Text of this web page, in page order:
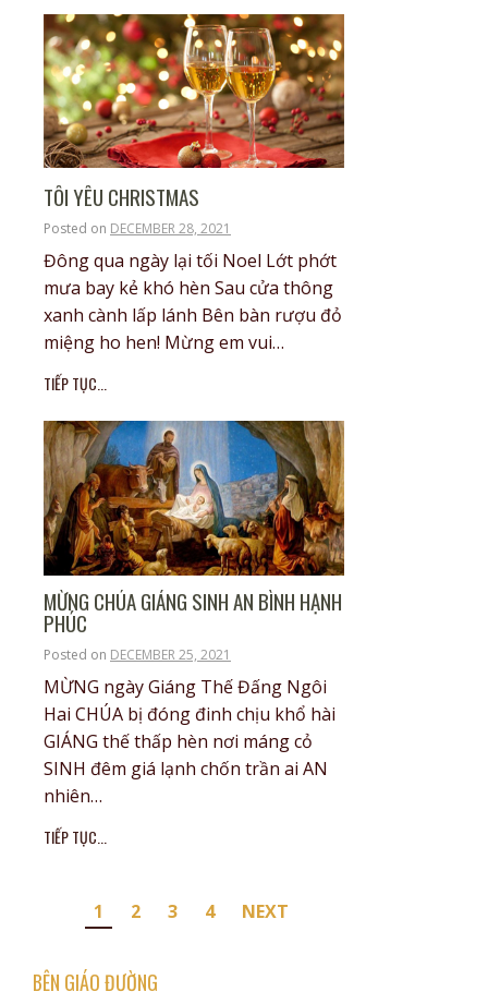
TÔI YÊU CHRISTMAS
Posted on DECEMBER 28, 2021
Đông qua ngày lại tối Noel Lớt phớt
mưa bay kẻ khó hèn Sau cửa thông
xanh cành lấp lánh Bên bàn rượu đỏ
miệng ho hen! Mừng em vui…
TIẾP TỤC...
MỪNG CHÚA GIÁNG SINH AN BÌNH HẠNH
PHÚC
Posted on DECEMBER 25, 2021
MỪNG ngày Giáng Thế Đấng Ngôi
Hai CHÚA bị đóng đinh chịu khổ hài
GIÁNG thế thấp hèn nơi máng cỏ
SINH đêm giá lạnh chốn trần ai AN
nhiên…
TIẾP TỤC...
Posts
1 2 3 4 NEXT
BÊN GIÁO ĐƯỜNG